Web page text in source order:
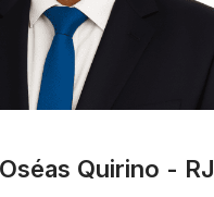
Quirino - RJ